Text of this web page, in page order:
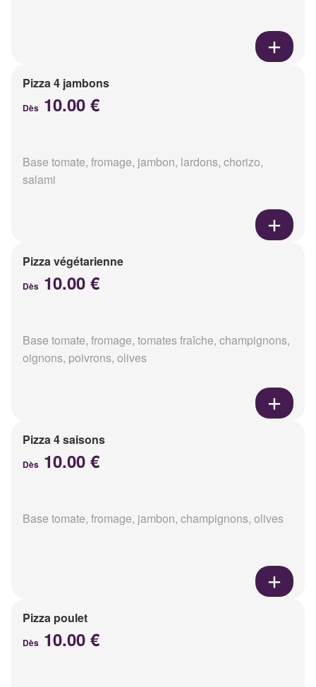
Pizza 4 jambons
Dès 10.00 €
Base tomate, fromage, jambon, lardons, chorizo,
salami
Pizza végétarienne
Dès 10.00 €
Base tomate, fromage, tomates fraîche, champignons,
oignons, poivrons, olives
Pizza 4 saisons
Dès 10.00 €
Base tomate, fromage, jambon, champignons, olives
Pizza poulet
Dès 10.00 €